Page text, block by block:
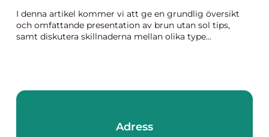
I denna artikel kommer vi att ge en grundlig översikt
och omfattande presentation av brun utan sol tips,
samt diskutera skillnaderna mellan olika type...
Adress